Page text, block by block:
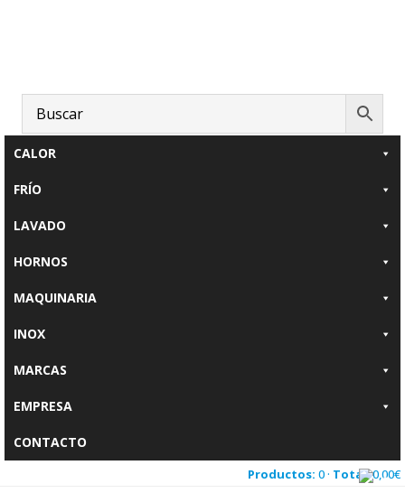
página
CALOR
FRÍO
LAVADO
HORNOS
MAQUINARIA
INOX
MARCAS
EMPRESA
CONTACTO
Productos: 0 · Total:0,00€